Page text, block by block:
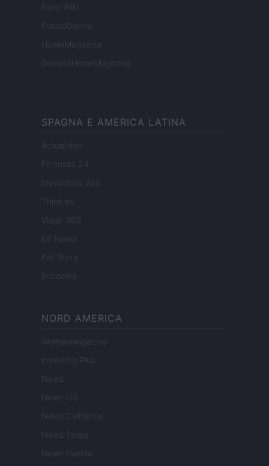
Food Wiki
FuturoDonna
HomeMagazine
SecondHomeMagazine
SPAGNA E AMERICA LATINA
Actualidad
Finanzas 24
Investindo 365
Think.es
Viajar 365
ES Newz
Pet Story
Encocina
NORD AMERICA
Womanmagazine
Investing Plus
Newz
Newz US
Newz California
Newz Texas
Newz Florida